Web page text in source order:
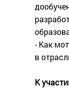
- Как
в
К